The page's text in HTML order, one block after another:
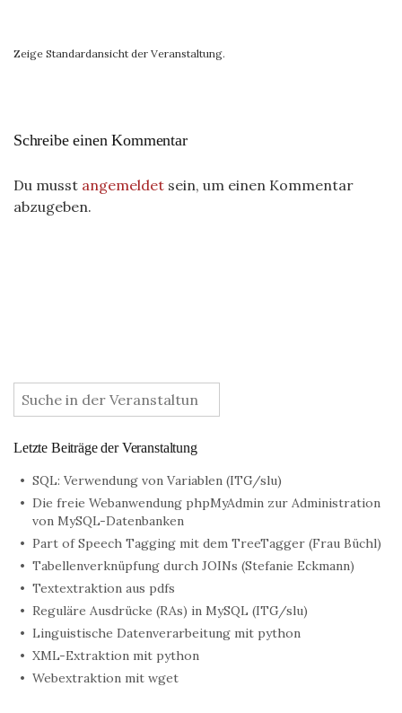
Zeige Standardansicht der Veranstaltung.
Schreibe einen Kommentar
Du musst angemeldet sein, um einen Kommentar
abzugeben.
:
Letzte Beiträge der Veranstaltung
SQL: Verwendung von Variablen (ITG/slu)
Die freie Webanwendung phpMyAdmin zur Administration
von MySQL-Datenbanken
Part of Speech Tagging mit dem TreeTagger (Frau Büchl)
Tabellenverknüpfung durch JOINs (Stefanie Eckmann)
Textextraktion aus pdfs
Reguläre Ausdrücke (RAs) in MySQL (ITG/slu)
Linguistische Datenverarbeitung mit python
XML-Extraktion mit python
Webextraktion mit wget